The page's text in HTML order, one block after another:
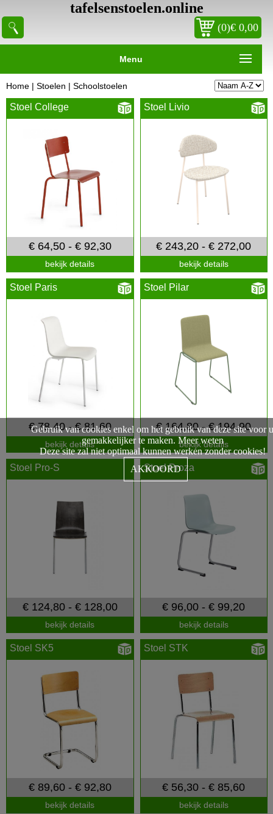
tafelsenstoelen.online
(0)€ 0,00
Menu
Home | Stoelen | Schoolstoelen
Stoel College
€ 64,50 - € 92,30
bekijk details
Stoel Livio
€ 243,20 - € 272,00
bekijk details
Stoel Paris
€ 78,40 - € 81,60
bekijk details
Stoel Pilar
€ 164,80 - € 194,90
bekijk details
Stoel Pro-S
€ 124,80 - € 128,00
bekijk details
Stoel Proza
€ 96,00 - € 99,20
bekijk details
Stoel SK5
€ 89,60 - € 92,80
bekijk details
Stoel STK
€ 56,30 - € 85,60
bekijk details
Gebruik van cookies enkel om het gebruik van deze site voor
gemakkelijker te maken. Meer weten
Deze site zal niet optimaal kunnen werken zonder cookies!
AKKOORD